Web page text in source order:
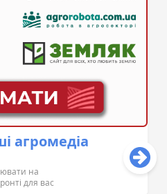
агромедіа
на
для вас